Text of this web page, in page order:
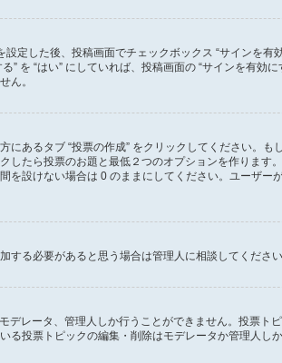
定した後、投稿画面でチェックボックス “サインを有
を “はい” にしていれば、投稿画面の “サインを有効に
ん。
あるタブ “投票の作成” をクリックしてください。も
したら投票のお題と最低２つのオプションを作ります
を設けない場合は 0 のままにしてください。ユーザー
る必要があると思う場合は管理人に相談してください
デレータ、管理人しか行うことができません。投票ト
投票トピックの編集・削除はモデレータか管理人し